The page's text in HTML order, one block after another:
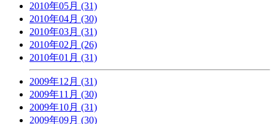
2010年05月 (31)
2010年04月 (30)
2010年03月 (31)
2010年02月 (26)
2010年01月 (31)
2009年12月 (31)
2009年11月 (30)
2009年10月 (31)
2009年09月 (30)